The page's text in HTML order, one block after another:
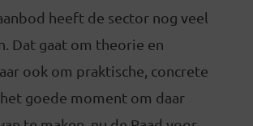
heeft de sector nog veel
Dat gaat om theorie en
ook om praktische, concrete
goede moment om daar